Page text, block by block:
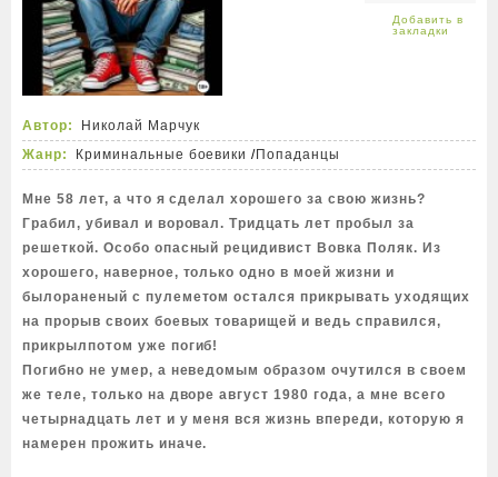
Автор:
Николай Марчук
Жанр:
Криминальные боевики /Попаданцы
Мне 58 лет, а что я сделал хорошего за свою жизнь?
Грабил, убивал и воровал. Тридцать лет пробыл за
решеткой. Особо опасный рецидивист Вовка Поляк. Из
хорошего, наверное, только одно в моей жизни и
былораненый с пулеметом остался прикрывать уходящих
на прорыв своих боевых товарищей и ведь справился,
прикрылпотом уже погиб!
Погибно не умер, а неведомым образом очутился в своем
же теле, только на дворе август 1980 года, а мне всего
четырнадцать лет и у меня вся жизнь впереди, которую я
намерен прожить иначе.